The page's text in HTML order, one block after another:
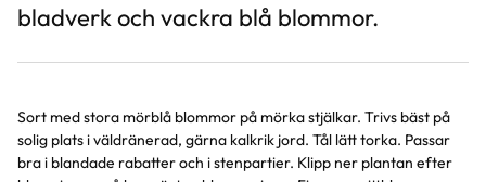
bladverk och vackra blå blommor.
Sort med stora mörblå blommor på mörka stjälkar. Trivs bäst på
solig plats i väldränerad, gärna kalkrik jord. Tål lätt torka. Passar
bra i blandade rabatter och i stenpartier. Klipp ner plantan efter